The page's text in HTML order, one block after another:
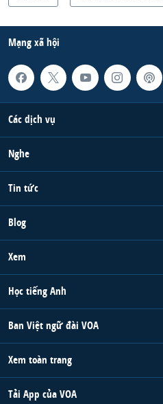
Mạng xã hội
Các dịch vụ
Nghe
Tin tức
Blog
Xem
Học tiếng Anh
Ban Việt ngữ đài VOA
Xem toàn trang
Tải App của VOA